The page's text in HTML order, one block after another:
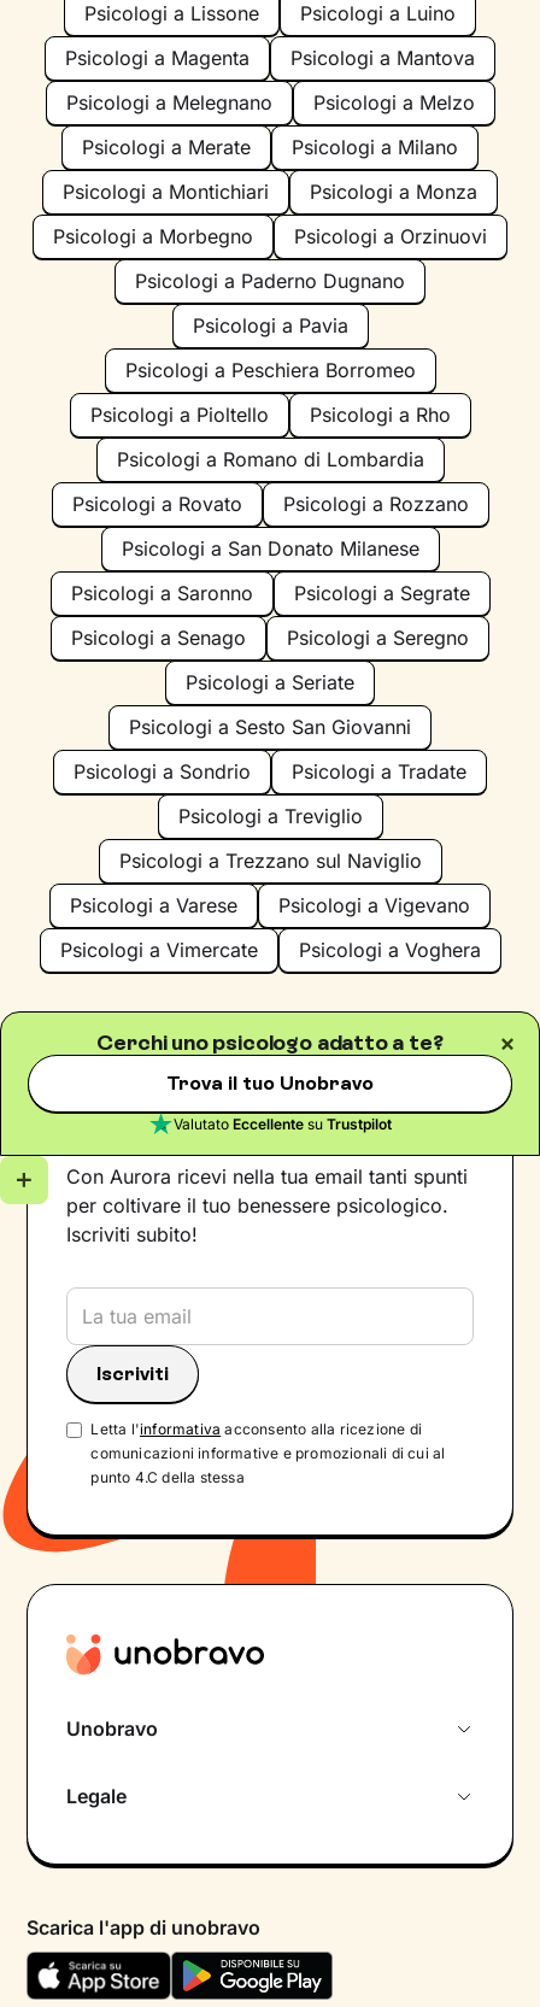
Psicologi a Lissone
Psicologi a Luino
Psicologi a Magenta
Psicologi a Mantova
Psicologi a Melegnano
Psicologi a Melzo
Psicologi a Merate
Psicologi a Milano
Psicologi a Montichiari
Psicologi a Monza
Psicologi a Morbegno
Psicologi a Orzinuovi
Psicologi a Paderno Dugnano
Psicologi a Pavia
Psicologi a Peschiera Borromeo
Psicologi a Pioltello
Psicologi a Rho
Psicologi a Romano di Lombardia
Psicologi a Rovato
Psicologi a Rozzano
Psicologi a San Donato Milanese
Psicologi a Saronno
Psicologi a Segrate
Psicologi a Senago
Psicologi a Seregno
Psicologi a Seriate
Psicologi a Sesto San Giovanni
Psicologi a Sondrio
Psicologi a Tradate
Psicologi a Treviglio
Psicologi a Trezzano sul Naviglio
Psicologi a Varese
Psicologi a Vigevano
Psicologi a Vimercate
Psicologi a Voghera
Cerchi uno psicologo adatto a te?
Trova il tuo Unobravo
Valutato Eccellentesu Trustpilot
Iscriviti alla newsletter
Con Aurora ricevi nella tua email tanti spunti
per coltivare il tuo benessere psicologico.
Iscriviti subito!
Letta l'informativa acconsento alla ricezione di
comunicazioni informative e promozionali di cui al
punto 4.C della stessa
Unobravo
Psicologo in chat
Aiuto urgente
Legale
Termini e condizioni
Informativa Privacy
Scarica l'app di unobravo